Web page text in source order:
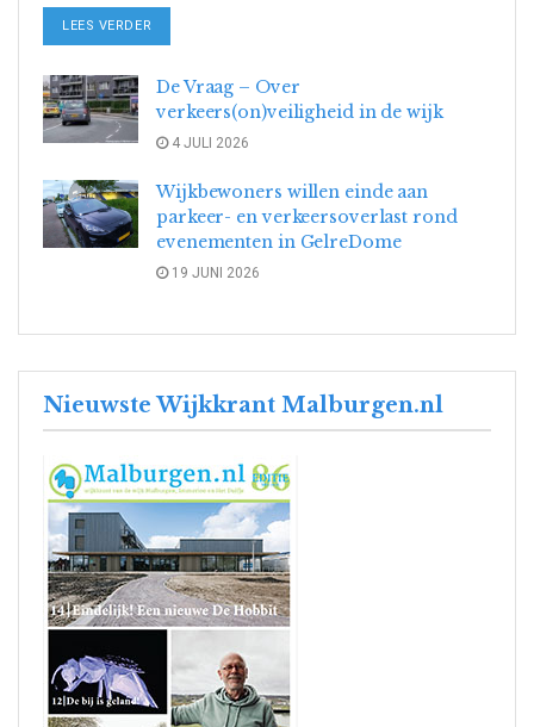
LEES VERDER
De Vraag – Over
verkeers(on)veiligheid in de wijk
4 JULI 2026
Wijkbewoners willen einde aan
parkeer- en verkeersoverlast rond
evenementen in GelreDome
19 JUNI 2026
Nieuwste Wijkkrant Malburgen.nl